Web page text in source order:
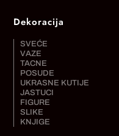
Dekoracija
SVEĆE
VAZE
TACNE
POSUDE
UKRASNE KUTIJE
JASTUCI
FIGURE
SLIKE
KNJIGE